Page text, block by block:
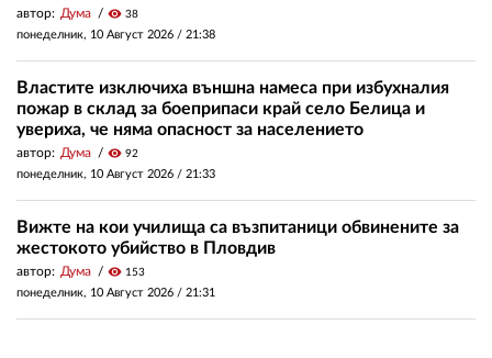
автор: Дума visibility 38
понеделник, 10 Август 2026 / 21:38
Властите изключиха външна намеса при избухналия
пожар в склад за боеприпаси край село Белица и
увериха, че няма опасност за населението
автор: Дума visibility 92
понеделник, 10 Август 2026 / 21:33
Вижте на кои училища са възпитаници обвинените за
жестокото убийство в Пловдив
автор: Дума visibility 153
понеделник, 10 Август 2026 / 21:31